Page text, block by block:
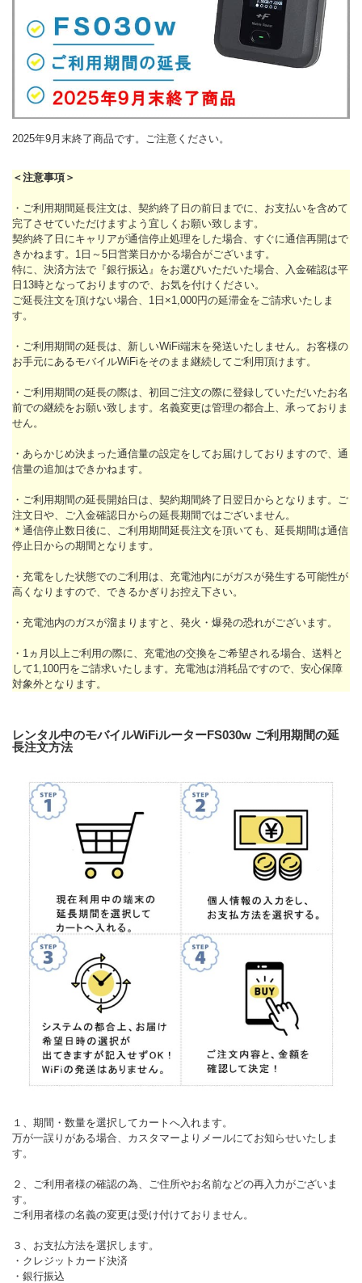
2025年9月末終了商品です。ご注意ください。
＜注意事項＞
・ご利用期間延長注文は、契約終了日の前日までに、お支払いを含めて
完了させていただけますよう宜しくお願い致します。
契約終了日にキャリアが通信停止処理をした場合、すぐに通信再開はで
きかねます。1日～5日営業日かかる場合がございます。
特に、決済方法で『銀行振込』をお選びいただいた場合、入金確認は平
日13時となっておりますので、お気を付けください。
ご延長注文を頂けない場合、1日×1,000円の延滞金をご請求いたしま
す。
・ご利用期間の延長は、新しいWiFi端末を発送いたしません。お客様の
お手元にあるモバイルWiFiをそのまま継続してご利用頂けます。
・ご利用期間の延長の際は、初回ご注文の際に登録していただいたお名
前での継続をお願い致します。名義変更は管理の都合上、承っておりま
せん。
・あらかじめ決まった通信量の設定をしてお届けしておりますので、通
信量の追加はできかねます。
・ご利用期間の延長開始日は、契約期間終了日翌日からとなります。ご
注文日や、ご入金確認日からの延長期間ではございません。
＊通信停止数日後に、ご利用期間延長注文を頂いても、延長期間は通信
停止日からの期間となります。
・充電をした状態でのご利用は、充電池内にがガスが発生する可能性が
高くなりますので、できるかぎりお控え下さい。
・充電池内のガスが溜まりますと、発火・爆発の恐れがございます。
・1ヵ月以上ご利用の際に、充電池の交換をご希望される場合、送料と
して1,100円をご請求いたします。充電池は消耗品ですので、安心保障
対象外となります。
レンタル中のモバイルWiFiルーターFS030w ご利用期間の延
長注文方法
１、期間・数量を選択してカートへ入れます。
万が一誤りがある場合、カスタマーよりメールにてお知らせいたしま
す。
２、ご利用者様の確認の為、ご住所やお名前などの再入力がございま
す。
ご利用者様の名義の変更は受け付けておりません。
３、お支払方法を選択します。
・クレジットカード決済
・銀行振込